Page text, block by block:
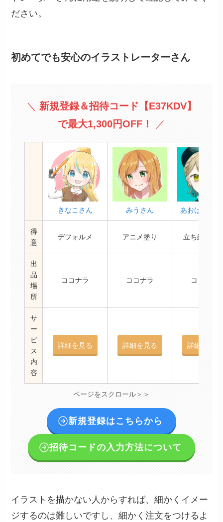
ださい。
初めてでも安心のイラストレーターさん
＼ 新規登録＆招待コード 【E37KDV】
で最大1,300円OFF！
／
きなこさん みうさん あおばそら
得
意
デフォルメ アニメ塗り 立ち絵/
出
品
場
所
ココナラ ココナラ ココナラ
サ
ー
ビ
ス
内
容
詳細を見る 詳細を見る 詳細を見る
ページをスクロール＞＞
新規登録はこちらから
招待コードの入力方法について
イラストを描かない人からすれば、細かくイメー
ジするのは難しいですし、細かく注文をつけるよ